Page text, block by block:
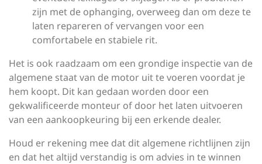
zijn met de ophanging, overweeg dan om deze te
laten repareren of vervangen voor een
comfortabele en stabiele rit.
Het is ook raadzaam om een grondige inspectie van de
algemene staat van de motor uit te voeren voordat je
hem koopt. Dit kan gedaan worden door een
gekwalificeerde monteur of door het laten uitvoeren
van een aankoopkeuring bij een erkende dealer.
Houd er rekening mee dat dit algemene richtlijnen zijn
en dat het altijd verstandig is om advies in te winnen